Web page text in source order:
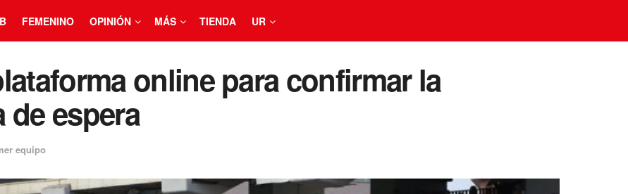
FEMENINO OPINIÓN MÁS TIENDA UR
online para confirmar la
de espera
equipo